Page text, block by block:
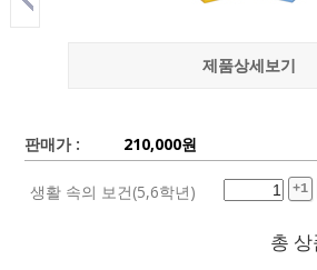
제품상세보기
판매가 : 210,000원
생활 속의 보건(5,6학년) +1
총